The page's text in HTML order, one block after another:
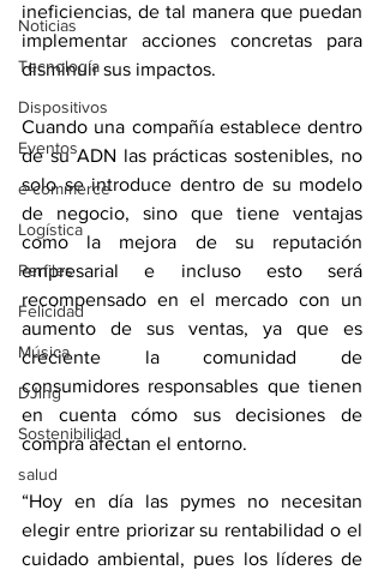
Noticias
Tecnología
Dispositivos
Eventos
e-commerce
Logística
Perfiles
Felicidad
Música
DJing
Sostenibilidad
salud
ineficiencias, de tal manera que puedan
implementar acciones concretas para
disminuir sus impactos.
Cuando una compañía establece dentro
de su ADN las prácticas sostenibles, no
solo se introduce dentro de su modelo
de negocio, sino que tiene ventajas
como la mejora de su reputación
empresarial e incluso esto será
recompensado en el mercado con un
aumento de sus ventas, ya que es
creciente la comunidad de
consumidores responsables que tienen
en cuenta cómo sus decisiones de
compra afectan el entorno.
“Hoy en día las pymes no necesitan
elegir entre priorizar su rentabilidad o el
cuidado ambiental, pues los líderes de